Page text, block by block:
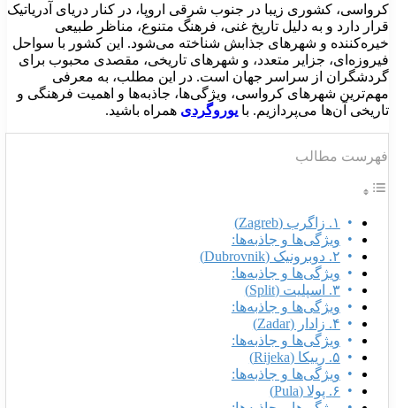
کشوری زیبا در جنوب شرقی اروپا، در کنار دریای آدریاتیک
دارد و به دلیل تاریخ غنی، فرهنگ متنوع، مناظر طبیعی
و شهرهای جذابش شناخته می‌شود. این کشور با سواحل
جزایر متعدد، و شهرهای تاریخی، مقصدی محبوب برای
از سراسر جهان است. در این مطلب، به معرفی
شهرهای کرواسی، ویژگی‌ها، جاذبه‌ها و اهمیت فرهنگی و
آن‌ها می‌پردازیم. با یوروگردیهمراه باشید.
مطالب
۱. زاگرب (Zagreb)
ویژگی‌ها و جاذبه‌ها:
۲. دوبرونیک (Dubrovnik)
ویژگی‌ها و جاذبه‌ها:
۳. اسپلیت (Split)
ویژگی‌ها و جاذبه‌ها:
۴. زادار (Zadar)
ویژگی‌ها و جاذبه‌ها:
۵. رییکا (Rijeka)
ویژگی‌ها و جاذبه‌ها:
۶. پولا (Pula)